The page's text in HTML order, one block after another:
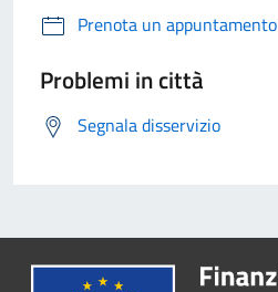
Prenota un appuntamento
Problemi in città
Segnala disservizio